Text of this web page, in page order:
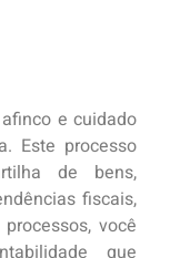
e cuidado
Este processo
de bens,
fiscais,
você
que